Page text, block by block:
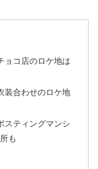
ョコ店のロケ地は
装合わせのロケ地
スティングマンシ
も